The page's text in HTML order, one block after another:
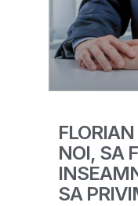
NOI, SA
SA